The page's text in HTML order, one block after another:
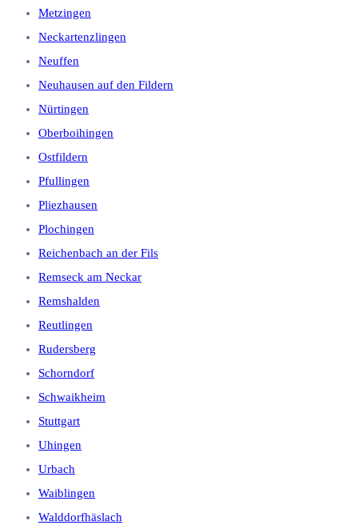
Metzingen
Neckartenzlingen
Neuffen
Neuhausen auf den Fildern
Nürtingen
Oberboihingen
Ostfildern
Pfullingen
Pliezhausen
Plochingen
Reichenbach an der Fils
Remseck am Neckar
Remshalden
Reutlingen
Rudersberg
Schorndorf
Schwaikheim
Stuttgart
Uhingen
Urbach
Waiblingen
Walddorfhäslach